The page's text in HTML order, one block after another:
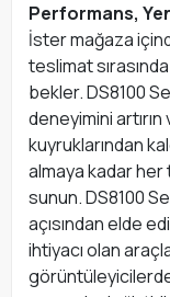
Performans,
İster mağaza
teslimat
bekler. DS8100
deneyimini
kuyruklarından
almaya kadar
sunun. DS8100
açısından elde
ihtiyacı olan